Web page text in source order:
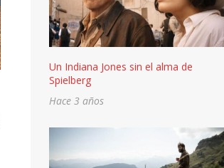
Un Indiana Jones sin el alma de
Spielberg
Hace 3 años